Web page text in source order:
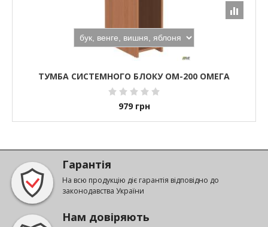
ТУМБА СИСТЕМНОГО БЛОКУ ОМ-200 ОМЕГА
979 грн
Гарантія
На всю продукцію діє гарантія відповідно до
законодавства України
Нам довіряють